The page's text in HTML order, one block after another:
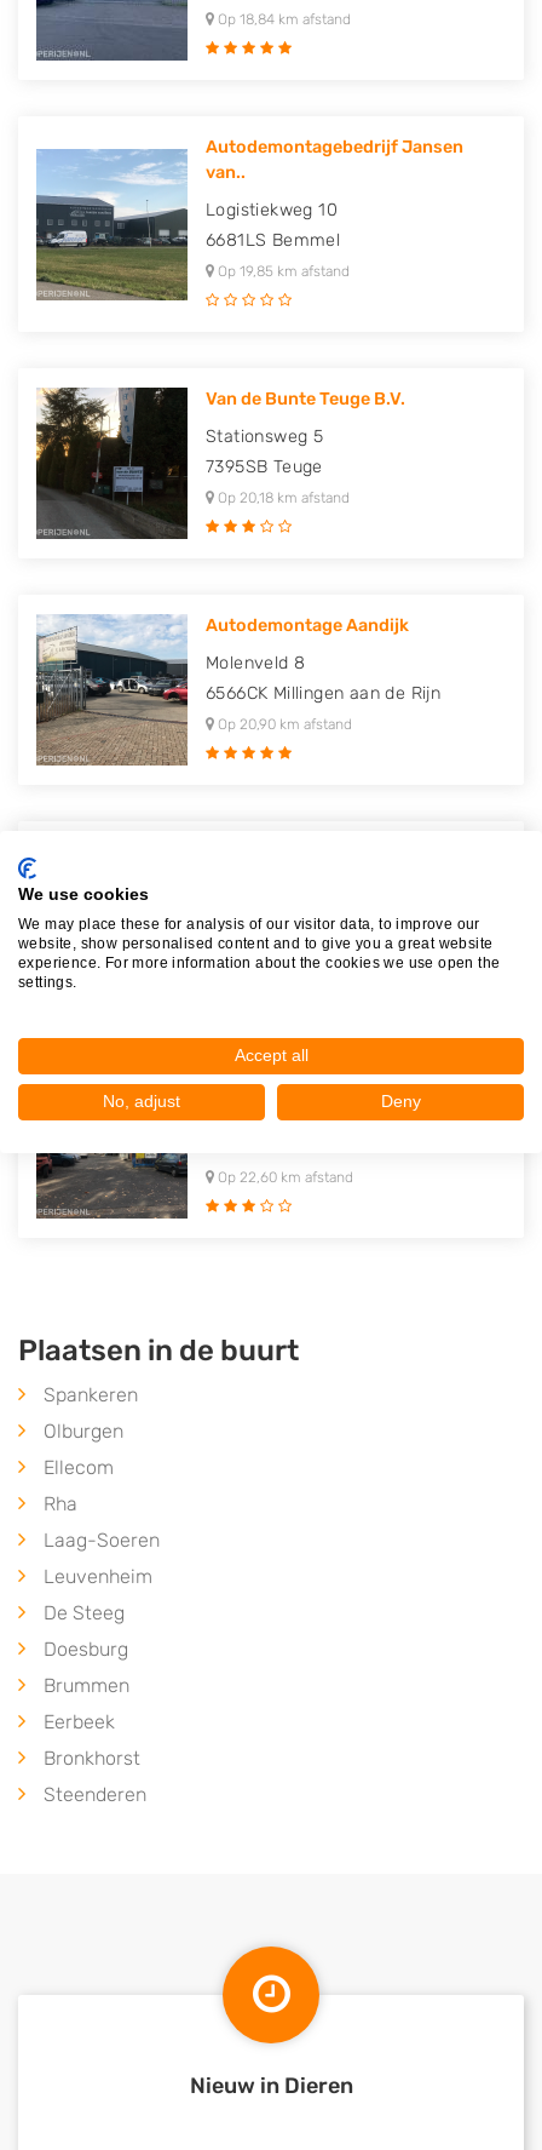
Op 18,84 km afstand
Autodemontagebedrijf Jansen
van..
Logistiekweg 10
6681LS Bemmel
Op 19,85 km afstand
Van de Bunte Teuge B.V.
Stationsweg 5
7395SB Teuge
Op 20,18 km afstand
Autodemontage Aandijk
Molenveld 8
6566CK Millingen aan de Rijn
Op 20,90 km afstand
7418EN Deventer
Op 22,56 km afstand
Autodemontagebedrijf v. Lies
Danzigweg 7
Op 22,60 km afstand
Plaatsen in de buurt
Spankeren
Olburgen
Ellecom
Rha
Laag-Soeren
Leuvenheim
De Steeg
Doesburg
Brummen
Eerbeek
Bronkhorst
Steenderen
Nieuw in Dieren
We use cookies
We may place these for analysis of our visitor data, to improve our
website, show personalised content and to give you a great website
experience. For more information about the cookies we use open the
settings.
Accept all
No, adjust Deny